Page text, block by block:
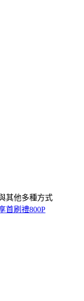
其他多種方式
首刷禮800P